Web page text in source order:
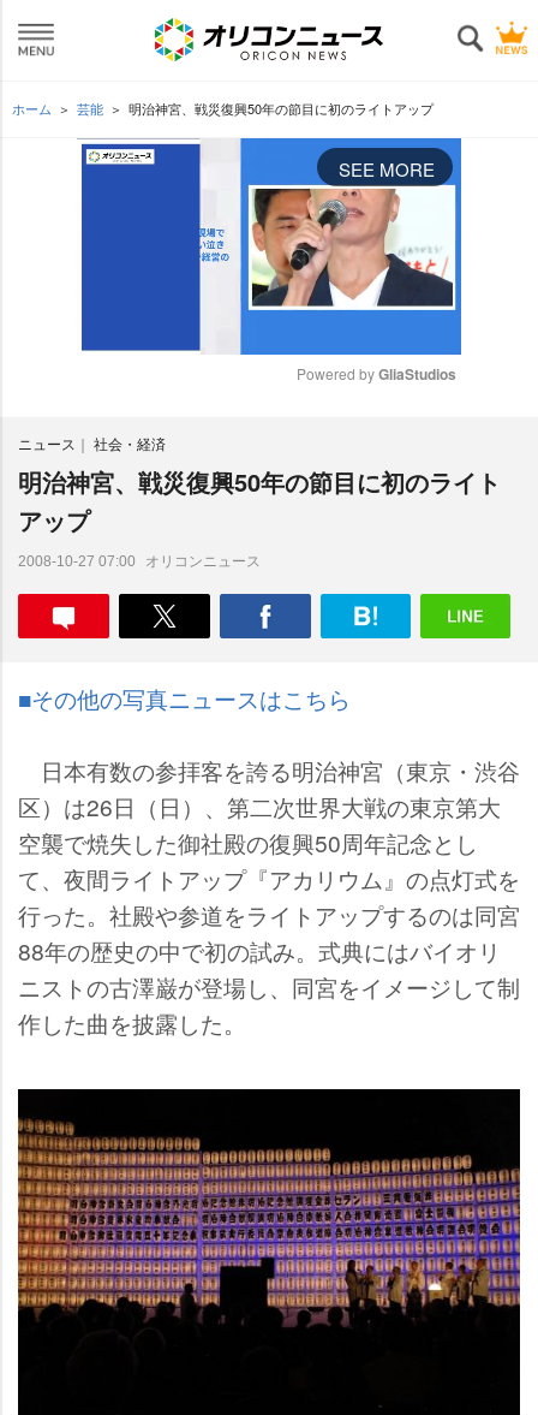
ホーム 芸能 明治神宮、戦災復興50年の節目に初のライトアップ
SEE MORE
e
Powered by GliaStudios
ニュース 社会・経済
明治神宮、戦災復興50年の節目に初のライト
アップ
2008-10-27 07:00 オリコンニュース
■その他の写真ニュースはこちら
日本有数の参拝客を誇る明治神宮（東京・渋谷
区）は26日（日）、第二次世界大戦の東京第大
空襲で焼失した御社殿の復興50周年記念とし
て、夜間ライトアップ『アカリウム』の点灯式を
行った。社殿や参道をライトアップするのは同宮
88年の歴史の中で初の試み。式典にはバイオリ
ニストの古澤巌が登場し、同宮をイメージして制
作した曲を披露した。